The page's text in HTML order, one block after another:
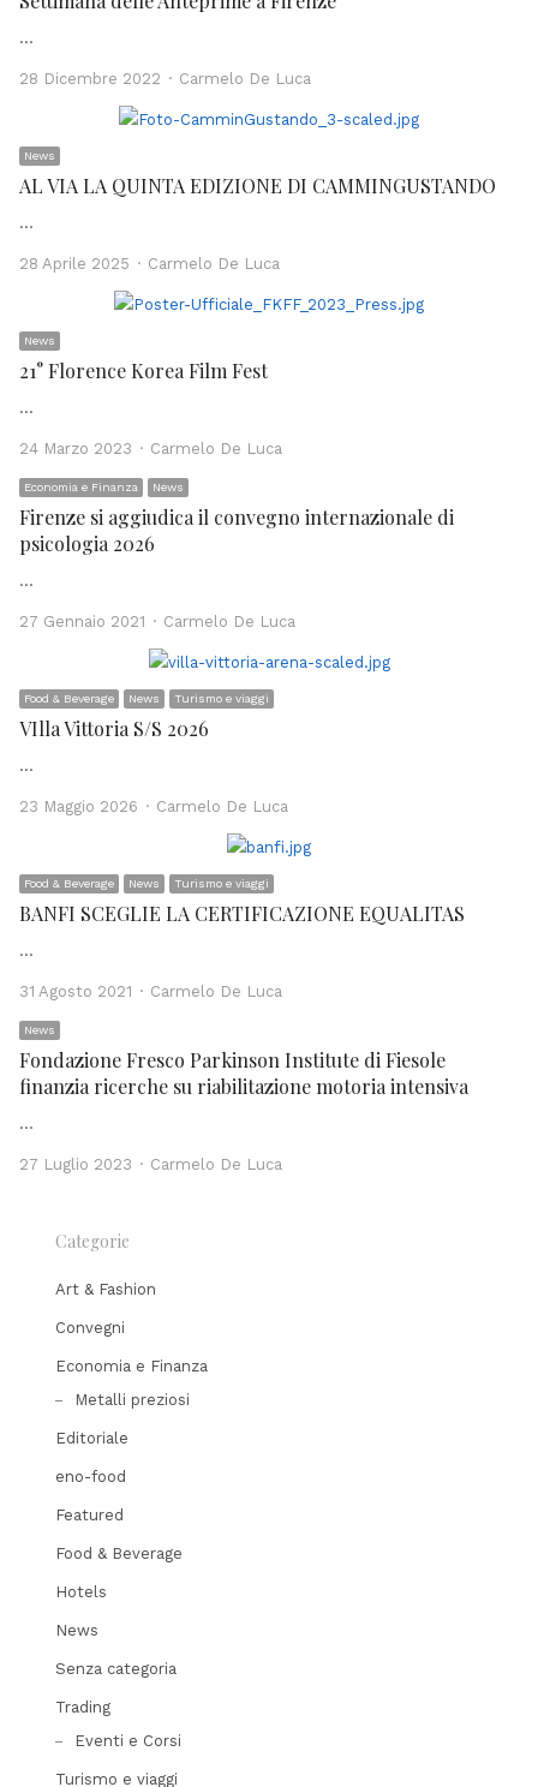
…
28 Dicembre 2022 Author
Carmelo De Luca
News
AL VIA LA QUINTA EDIZIONE DI CAMMINGUSTANDO
…
28 Aprile 2025 Author
Carmelo De Luca
News
21° Florence Korea Film Fest
…
24 Marzo 2023 Author
Carmelo De Luca
Economia e Finanza News
Firenze si aggiudica il convegno internazionale di
psicologia 2026
…
27 Gennaio 2021 Author
Carmelo De Luca
Food & Beverage News Turismo e viaggi
VIlla Vittoria S/S 2026
…
23 Maggio 2026 Author
Carmelo De Luca
Food & Beverage News Turismo e viaggi
BANFI SCEGLIE LA CERTIFICAZIONE EQUALITAS
…
31 Agosto 2021 Author
Carmelo De Luca
News
Fondazione Fresco Parkinson Institute di Fiesole
finanzia ricerche su riabilitazione motoria intensiva
…
27 Luglio 2023 Author
Carmelo De Luca
Categorie
Art & Fashion
Convegni
Economia e Finanza
Metalli preziosi
Editoriale
eno-food
Featured
Food & Beverage
Hotels
News
Senza categoria
Trading
Eventi e Corsi
Turismo e viaggi